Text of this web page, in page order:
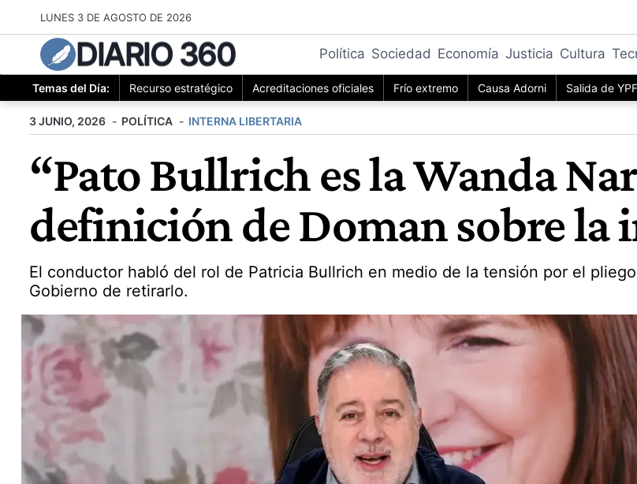
al
contenido
LUNES 3 DE AGOSTO DE 2026
DIARIO 360 Política Sociedad Economía Justicia Cultura
Temas del Día: Recurso estratégico Acreditaciones oficiales Frío extremo Causa Adorni Salida de YPF
3 JUNIO, 2026 POLÍTICA INTERNA LIBERTARIA
“Pato Bullrich es la Wanda
definición de Doman sobre
El conductor habló del rol de Patricia Bullrich en medio de la tensión por el
Gobierno de retirarlo.